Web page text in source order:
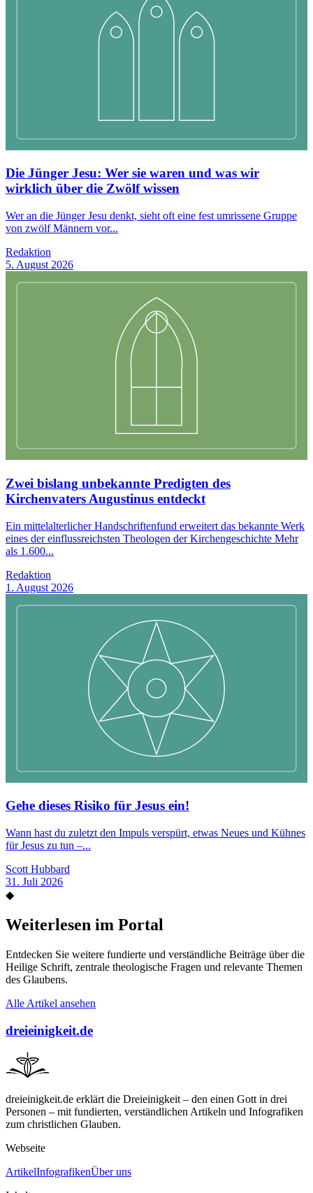
Die Jünger Jesu: Wer sie waren und was wir
wirklich über die Zwölf wissen
Wer an die Jünger Jesu denkt, sieht oft eine fest umrissene Gruppe
von zwölf Männern vor...
Redaktion
5. August 2026
Zwei bislang unbekannte Predigten des
Kirchenvaters Augustinus entdeckt
Ein mittelalterlicher Handschriftenfund erweitert das bekannte Werk
eines der einflussreichsten Theologen der Kirchengeschichte Mehr
als 1.600...
Redaktion
1. August 2026
Gehe dieses Risiko für Jesus ein!
Wann hast du zuletzt den Impuls verspürt, etwas Neues und Kühnes
für Jesus zu tun –...
Scott Hubbard
31. Juli 2026
◆
Weiterlesen im Portal
Entdecken Sie weitere fundierte und verständliche Beiträge über die
Heilige Schrift, zentrale theologische Fragen und relevante Themen
des Glaubens.
Alle Artikel ansehen
dreieinigkeit.de
dreieinigkeit.de erklärt die Dreieinigkeit – den einen Gott in drei
Personen – mit fundierten, verständlichen Artikeln und Infografiken
zum christlichen Glauben.
Webseite
ArtikelInfografikenÜber uns